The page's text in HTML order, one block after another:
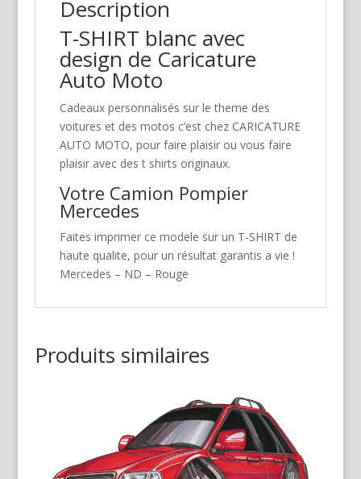
Description
T-SHIRT blanc avec
design de Caricature
Auto Moto
Cadeaux personnalisés sur le theme des
voitures et des motos c’est chez CARICATURE
AUTO MOTO, pour faire plaisir ou vous faire
plaisir avec des t shirts originaux.
Votre Camion Pompier
Mercedes
Faites imprimer ce modele sur un T-SHIRT de
haute qualite, pour un résultat garantis a vie !
Mercedes – ND – Rouge
Produits similaires